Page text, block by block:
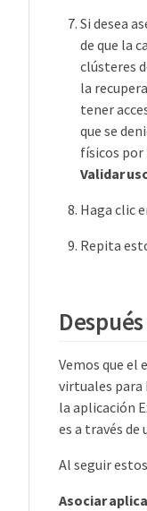
Si desea
de que la
clústeres
la
tener
que se
físicos por
Validar
Haga clic
Repita
Vemos que el
virtuales para
la aplicación
es a través de
Al seguir
Asociar